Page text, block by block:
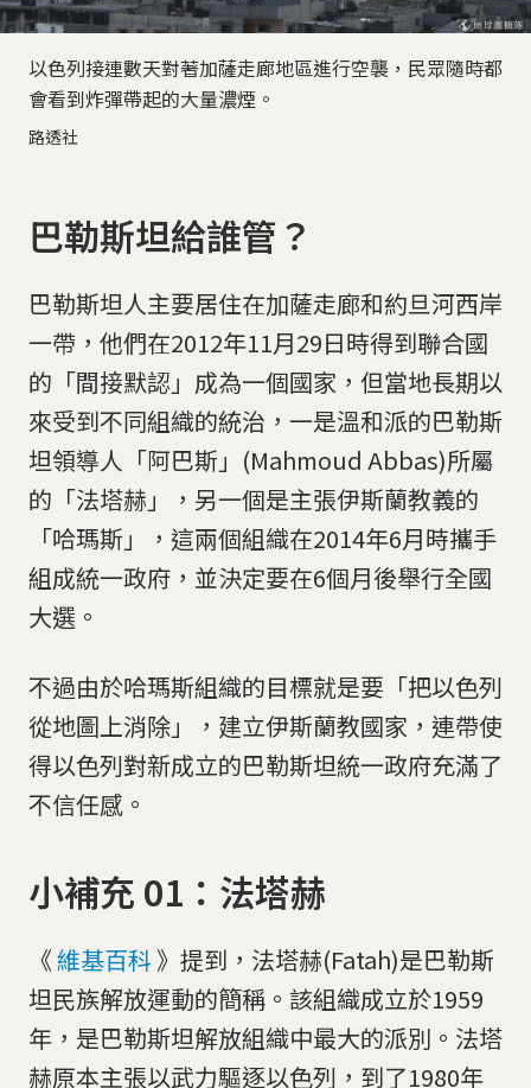
以色列接連數天對著加薩走廊地區進行空襲，民眾隨時都
會看到炸彈帶起的大量濃煙。
路透社
巴勒斯坦給誰管？
巴勒斯坦人主要居住在加薩走廊和約旦河西岸
一帶，他們在2012年11月29日時得到聯合國
的「間接默認」成為一個國家，但當地長期以
來受到不同組織的統治，一是溫和派的巴勒斯
坦領導人「阿巴斯」(Mahmoud Abbas)所屬
的「法塔赫」，另一個是主張伊斯蘭教義的
「哈瑪斯」，這兩個組織在2014年6月時攜手
組成統一政府，並決定要在6個月後舉行全國
大選。
不過由於哈瑪斯組織的目標就是要「把以色列
從地圖上消除」，建立伊斯蘭教國家，連帶使
得以色列對新成立的巴勒斯坦統一政府充滿了
不信任感。
小補充 01：法塔赫
《維基百科 》提到，法塔赫(Fatah)是巴勒斯
坦民族解放運動的簡稱。該組織成立於1959
年，是巴勒斯坦解放組織中最大的派別。法塔
赫原本主張以武力驅逐以色列，到了1980年